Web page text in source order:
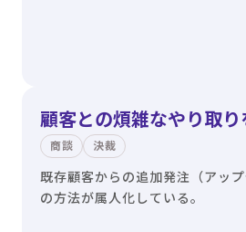
顧客との煩雑なやり取
商談 決裁
既存顧客からの追加発注（アップ
の方法が属人化している。